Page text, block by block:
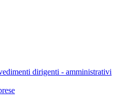
dirigenti - amministrativi